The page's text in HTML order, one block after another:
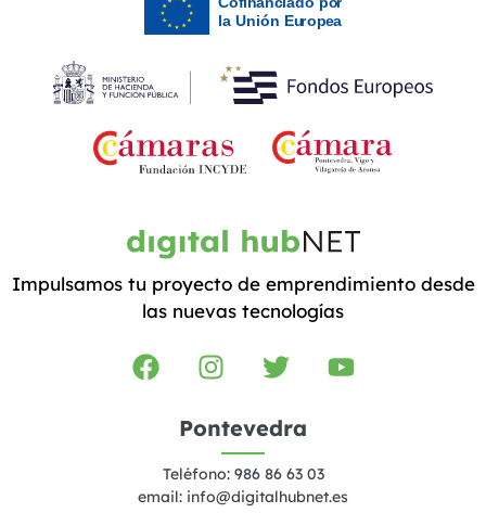
Impulsamos tu proyecto de emprendimiento desde
las nuevas tecnologías
Pontevedra
Teléfono: 986 86 63 03
email: info@digitalhubnet.es